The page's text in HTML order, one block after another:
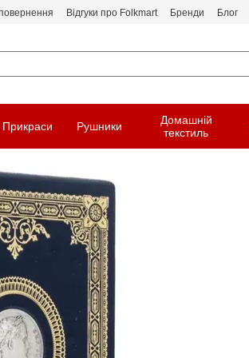
Відгуки про Folkmart Бренди Блог
Прикраси Рушники
Домашній
текстиль